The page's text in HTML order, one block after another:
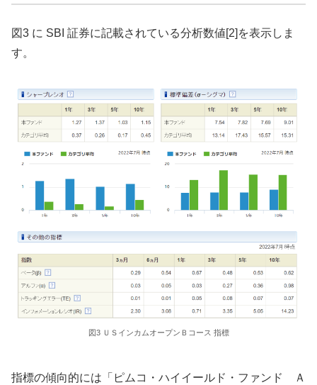
図3 に SBI 証券に記載されている分析数値[2]を表示しま
す。
図3 ＵＳインカムオープンＢコース 指標
指標の傾向的には「ピムコ・ハイイールド・ファンド Ａ